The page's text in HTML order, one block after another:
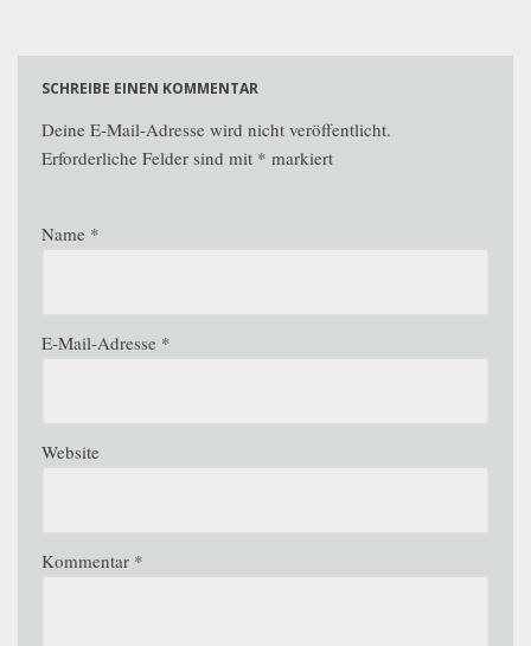
SCHREIBE EINEN KOMMENTAR
Deine E-Mail-Adresse wird nicht veröffentlicht.
Erforderliche Felder sind mit * markiert
Name *
E-Mail-Adresse *
Website
Kommentar *